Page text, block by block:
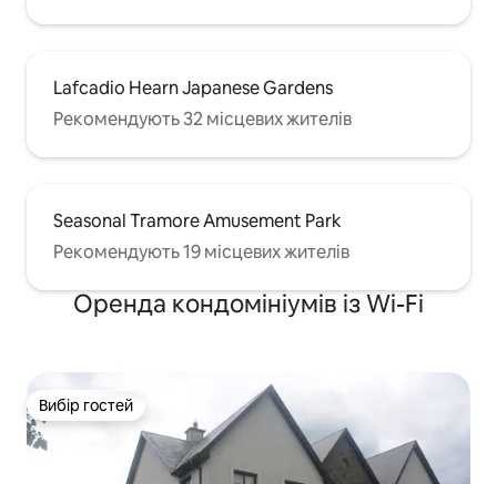
Lafcadio Hearn Japanese Gardens
Рекомендують 32 місцевих жителів
Seasonal Tramore Amusement Park
Рекомендують 19 місцевих жителів
Оренда кондомініумів із Wi-Fi
Вибір гостей
Вибір гостей